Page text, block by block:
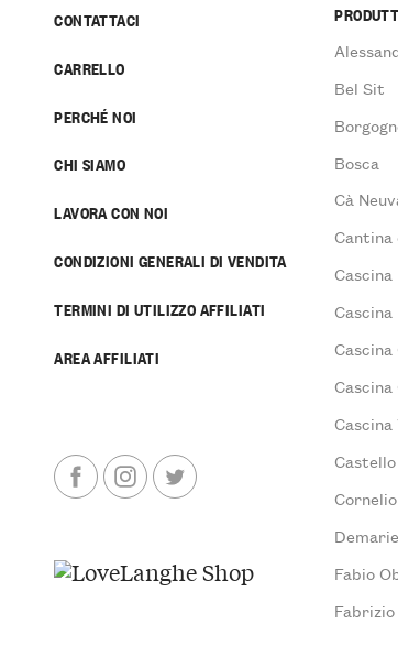
CONTATTACI
CARRELLO
PERCHÉ NOI
CHI SIAMO
LAVORA CON NOI
CONDIZIONI GENERALI DI VENDITA
TERMINI DI UTILIZZO AFFILIATI
AREA AFFILIATI
Bel Sit
Bosca
Cà
Cantina
Cascina
Cornelio
Demarie
Fabio